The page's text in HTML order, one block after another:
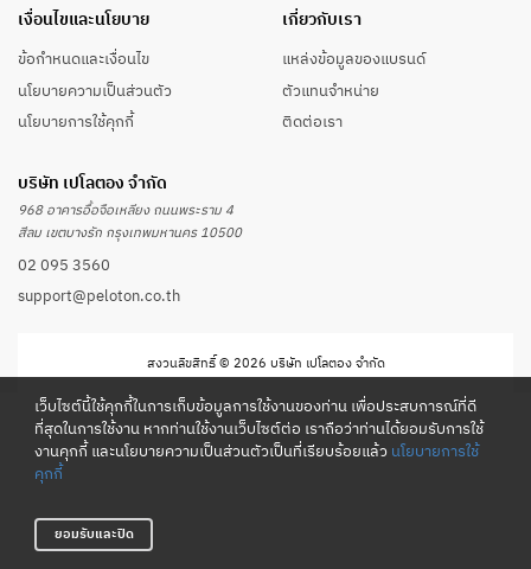
เว็บไซต์นี้ใช้คุกกี้ในการเก็บข้อมูลการใช้งานของท่าน เพื่อประสบการณ์ที่ดี
ที่สุดในการใช้งาน หากท่านใช้งานเว็บไซต์ต่อ เราถือว่าท่านได้ยอมรับการใช้
งานคุกกี้ และนโยบายความเป็นส่วนตัวเป็นที่เรียบร้อยแล้ว นโยบายการใช้
คุกกี้
ยอมรับและปิด
เงื่อนไขและนโยบาย
ข้อกำหนดและเงื่อนไข
นโยบายความเป็นส่วนตัว
นโยบายการใช้คุกกี้
เกี่ยวกับเรา
แหล่งข้อมูลของแบรนด์
ตัวแทนจำหน่าย
ติดต่อเรา
บริษัท เปโลตอง จำกัด
968 อาคารอื้อจือเหลียง ถนนพระราม 4
สีลม เขตบางรัก กรุงเทพมหานคร 10500
02 095 3560
support@peloton.co.th
สงวนลิขสิทธิ์ © 2026 บริษัท เปโลตอง จำกัด